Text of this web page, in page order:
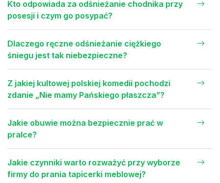
Kto odpowiada za odśnieżanie chodnika przy
posesji i czym go posypać?
Dlaczego ręczne odśnieżanie ciężkiego
śniegu jest tak niebezpieczne?
Z jakiej kultowej polskiej komedii pochodzi
zdanie „Nie mamy Pańskiego płaszcza”?
Jakie obuwie można bezpiecznie prać w
pralce?
Jakie czynniki warto rozważyć przy wyborze
firmy do prania tapicerki meblowej?